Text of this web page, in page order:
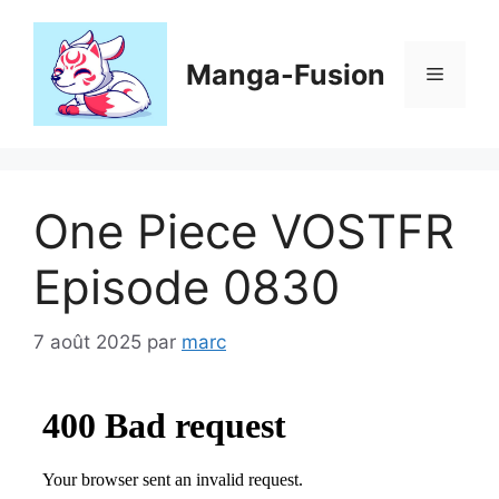
contenu
Manga-Fusion Menu
One Piece VOSTFR
Episode 0830
7 août 2025 par marc